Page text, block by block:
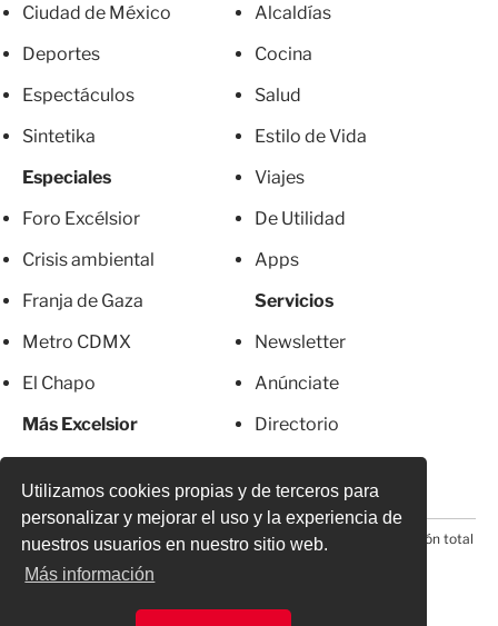
Utilizamos cookies propias y de terceros para
personalizar y mejorar el uso y la experiencia de
nuestros usuarios en nuestro sitio web.
Más información
Ciudad de México
Deportes
Espectáculos
Sintetika
Especiales
Foro Excélsior
Crisis ambiental
Franja de Gaza
Metro CDMX
El Chapo
Más Excelsior
Alcaldías
Cocina
Salud
Estilo de Vida
Viajes
De Utilidad
Apps
Servicios
Newsletter
Anúnciate
Directorio
© 2026 Todos los derechos reservados. Prohibida la reproducción total
o parcial, incluyendo cualquier medio electrónico*